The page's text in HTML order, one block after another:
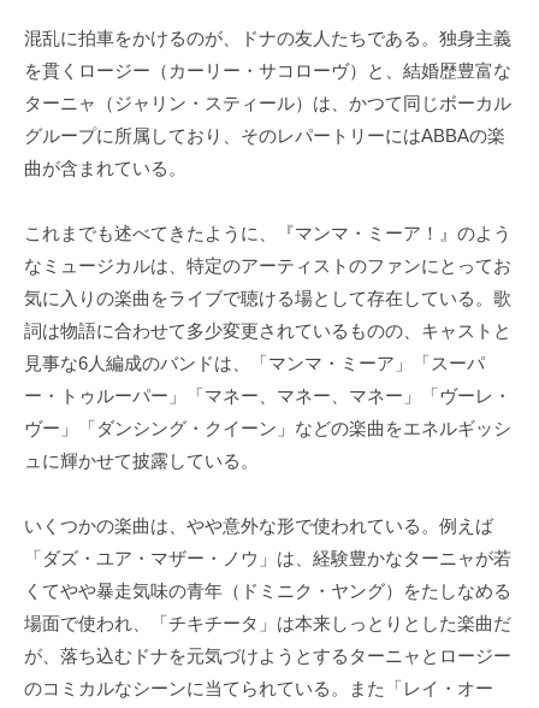
混乱に拍車をかけるのが、ドナの友人たちである。独身主義
を貫くロージー（カーリー・サコローヴ）と、結婚歴豊富な
ターニャ（ジャリン・スティール）は、かつて同じボーカル
グループに所属しており、そのレパートリーにはABBAの楽
曲が含まれている。
これまでも述べてきたように、『マンマ・ミーア！』のよう
なミュージカルは、特定のアーティストのファンにとってお
気に入りの楽曲をライブで聴ける場として存在している。歌
詞は物語に合わせて多少変更されているものの、キャストと
見事な6人編成のバンドは、「マンマ・ミーア」「スーパ
ー・トゥルーパー」「マネー、マネー、マネー」「ヴーレ・
ヴー」「ダンシング・クイーン」などの楽曲をエネルギッシ
ュに輝かせて披露している。
いくつかの楽曲は、やや意外な形で使われている。例えば
「ダズ・ユア・マザー・ノウ」は、経験豊かなターニャが若
くてやや暴走気味の青年（ドミニク・ヤング）をたしなめる
場面で使われ、「チキチータ」は本来しっとりとした楽曲だ
が、落ち込むドナを元気づけようとするターニャとロージー
のコミカルなシーンに当てられている。また「レイ・オー